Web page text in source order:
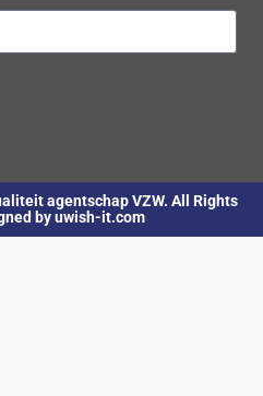
agentschap VZW. All Rights
by uwish-it.com